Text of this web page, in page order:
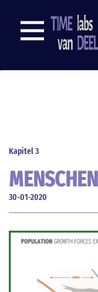
NAVIGATION
Kapitel 3
30-01-2020